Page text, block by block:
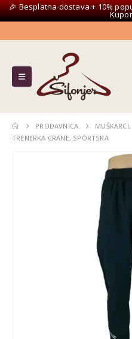
🎉 Besplatna dostava + 10%
PRODAVNICA MUŠKARCI,
TRENERKA CRANE, SPORTSKA